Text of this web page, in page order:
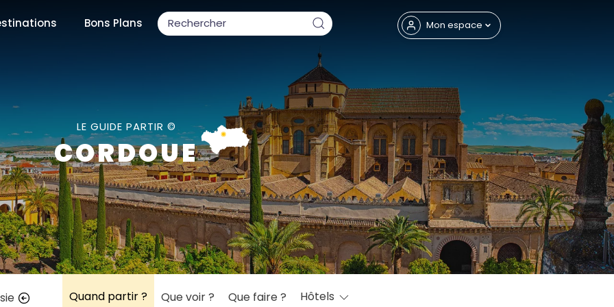
Bons Plans Mon espace
LE GUIDE PARTIR ©
CORDOUE
Quand partir ? Que voir ? Que faire ? Hôtels
Fermer
mois
Février Mars Avril Mai Juin Juillet Août
Septembre
Novembre Décembre